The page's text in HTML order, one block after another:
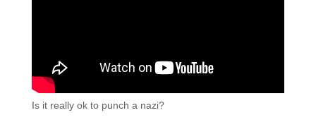
Is it really ok to punch a nazi?